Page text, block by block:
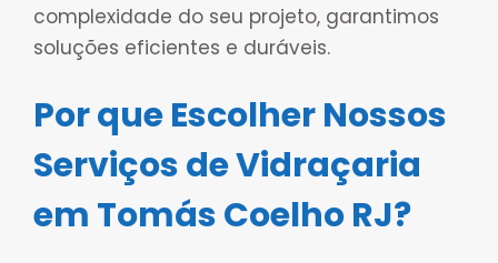
complexidade do seu projeto, garantimos
soluções eficientes e duráveis.
Por que Escolher Nossos
Serviços de Vidraçaria
em Tomás Coelho RJ?